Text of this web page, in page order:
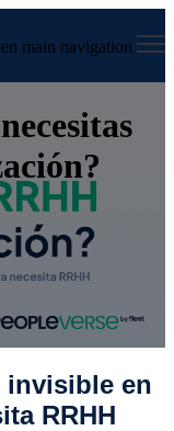
main navigation
invisible en
RRHH